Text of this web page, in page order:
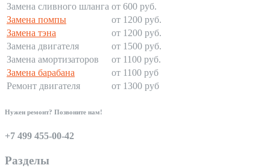
Замена сливного шланга от 600 руб.
Замена помпы
от 1200 руб.
Замена тэна
от 1200 руб.
Замена двигателя
от 1500 руб.
Замена амортизаторов
от 1100 руб.
Замена барабана
от 1100 руб
Ремонт двигателя
от 1300 руб
Нужен ремонт? Позвоните нам!
+7 499 455-00-42
Разделы